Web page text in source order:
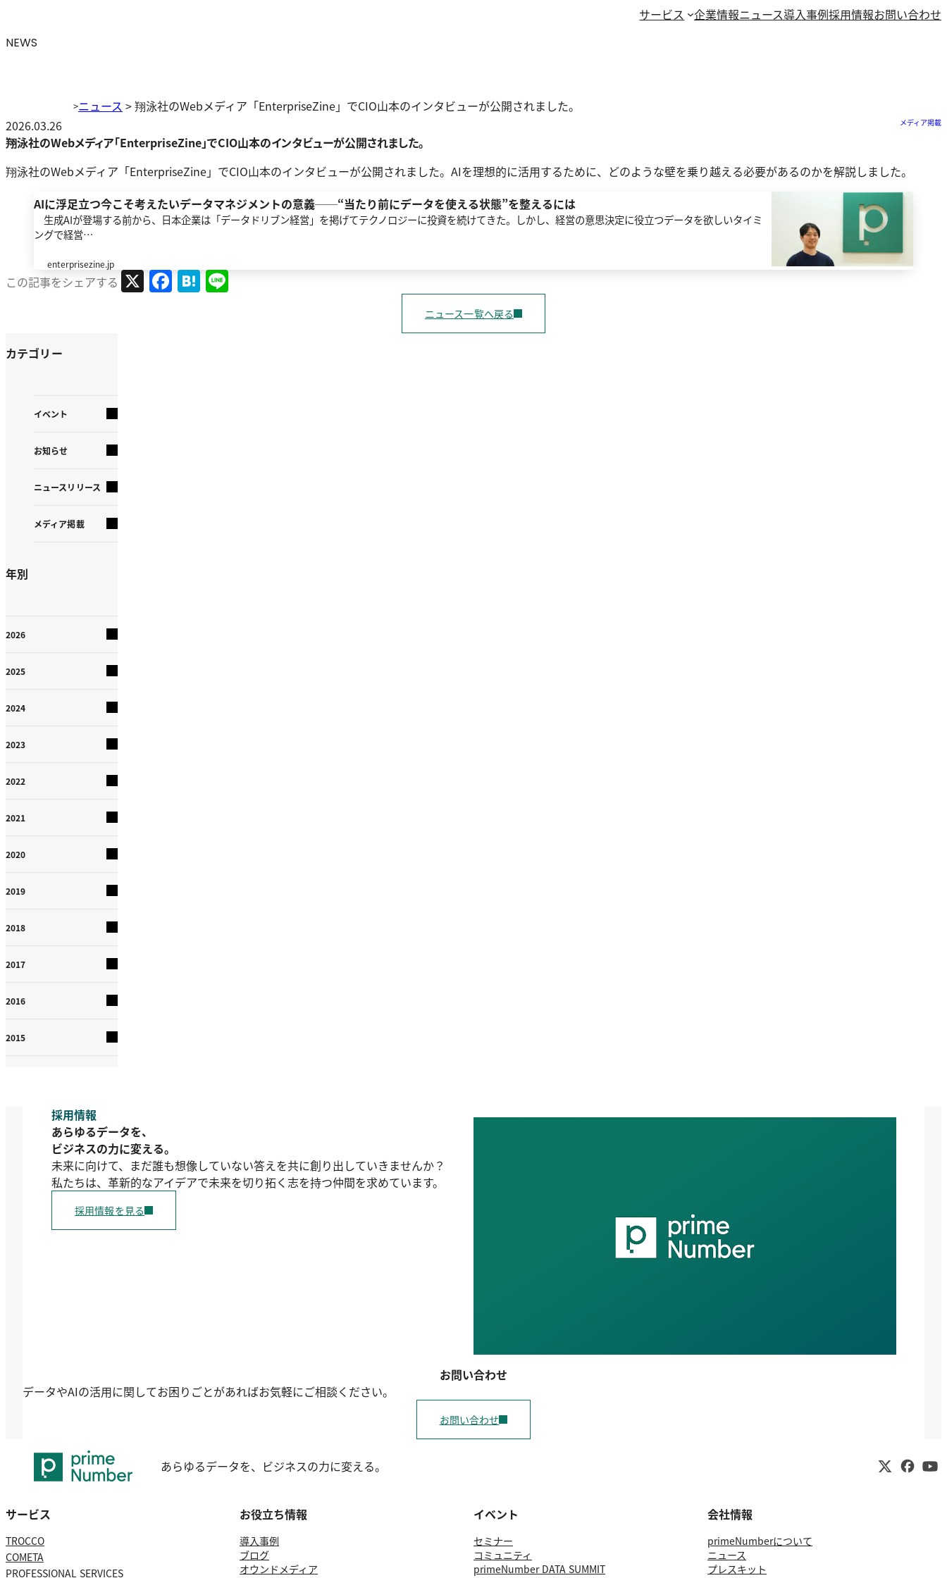
サービス 企業情報ニュース導入事例採用情報お問い合わせ
NEWS
>ニュース >翔泳社のWebメディア「EnterpriseZine」でCIO山本のインタビューが公開されました。
2026.03.26
メディア掲載
翔泳社のWebメディア「EnterpriseZine」でCIO山本のインタビューが公開されました。
翔泳社のWebメディア「EnterpriseZine」でCIO山本のインタビューが公開されました。AIを理想的に活用するために、どのような壁を乗り越える必要があるのかを解説しました。
AIに浮足立つ今こそ考えたいデータマネジメントの意義──“当たり前にデータを使える状態”を整えるには
生成AIが登場する前から、日本企業は「データドリブン経営」を掲げてテクノロジーに投資を続けてきた。しかし、経営の意思決定に役立つデータを欲しいタイミ
ングで経営…
enterprisezine.jp
この記事をシェアする X Facebook
Hatena
Line
ニュース一覧へ戻る
カテゴリー
イベント
お知らせ
ニュースリリース
メディア掲載
年別
2026
2025
2024
2023
2022
2021
2020
2019
2018
2017
2016
2015
採用情報
あらゆるデータを、
ビジネスの力に変える。
未来に向けて、まだ誰も想像していない答えを共に創り出していきませんか？
私たちは、革新的なアイデアで未来を切り拓く志を持つ仲間を求めています。
採用情報を見る
お問い合わせ
データやAIの活用に関してお困りごとがあればお気軽にご相談ください。
お問い合わせ
あらゆるデータを、ビジネスの力に変える。
サービス
TROCCO
COMETA
PROFESSIONAL SERVICES
お役立ち情報
導入事例
ブログ
オウンドメディア
イベント
セミナー
コミュニティ
primeNumber DATA SUMMIT
会社情報
primeNumberについて
ニュース
プレスキット